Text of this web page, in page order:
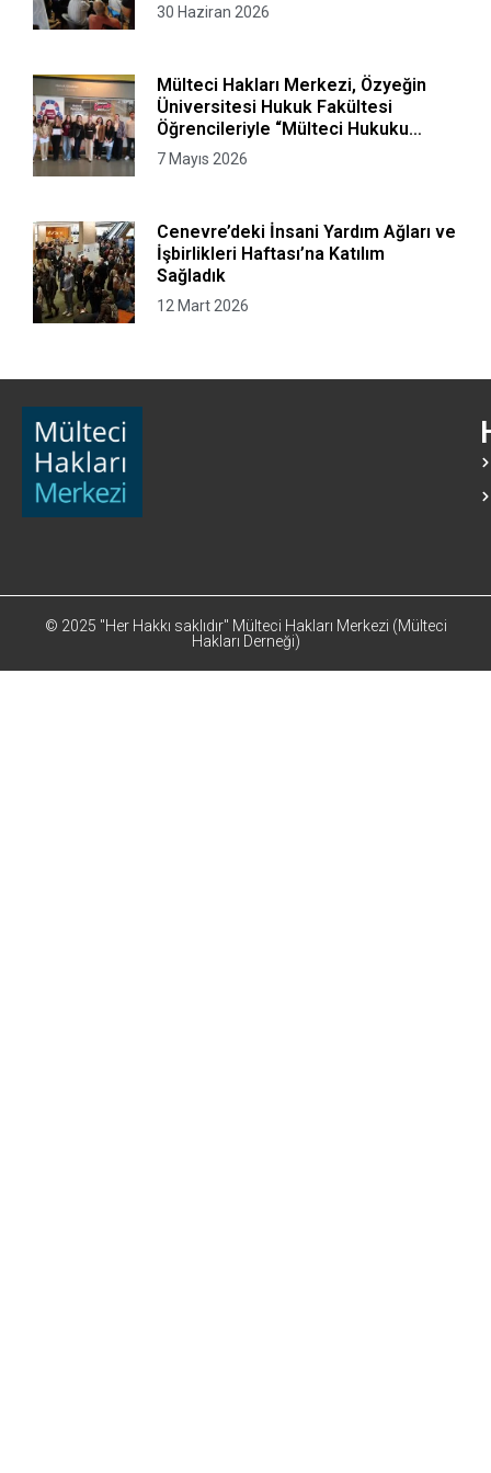
30 Haziran 2026
Mülteci Hakları Merkezi, Özyeğin
Üniversitesi Hukuk Fakültesi
Öğrencileriyle “Mülteci Hukuku
Kurgusal Avukatlık Bürosu”
Programını Gerçekleştirdi
7 Mayıs 2026
Cenevre’deki İnsani Yardım Ağları ve
İşbirlikleri Haftası’na Katılım
Sağladık
12 Mart 2026
© 2025 "Her Hakkı saklıdır" Mülteci Hakları Merkezi (Mülteci
Hakları Derneği)